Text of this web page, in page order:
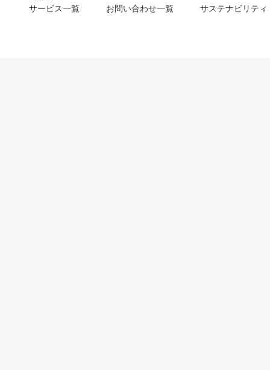
サービス一覧 お問い合わせ一覧 サステナビリティ